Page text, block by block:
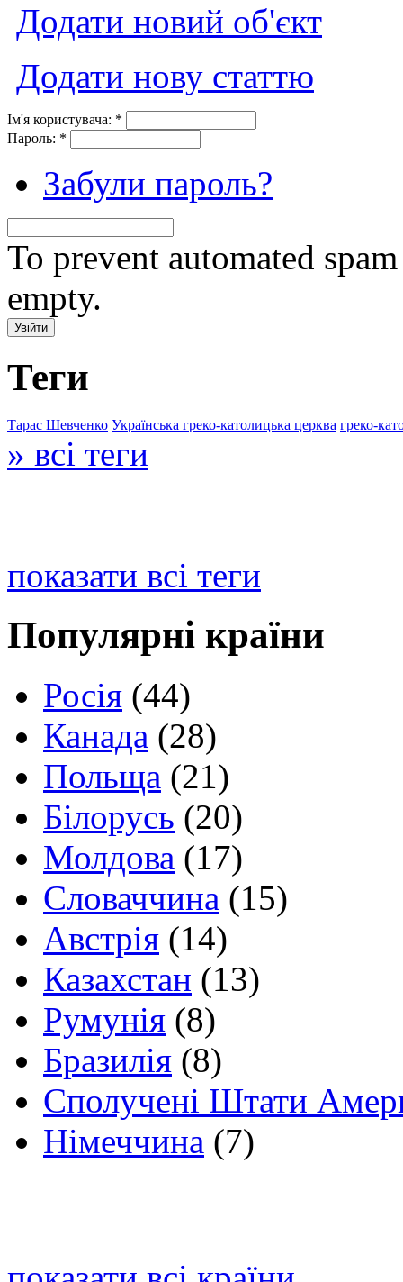
Додати новий об'єкт
Додати нову статтю
Ім'я користувача: *
Пароль: *
Забули пароль?
To prevent automated
empty.
Теги
Тарас Шевченко Українська греко-католицька церква греко-
» всі теги
показати всі теги
Популярні країни
Росія (44)
Канада (28)
Польща (21)
Білорусь (20)
Молдова (17)
Словаччина (15)
Австрія (14)
Казахстан (13)
Румунія (8)
Бразилія (8)
Сполучені Штати
Німеччина (7)